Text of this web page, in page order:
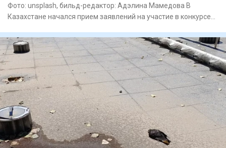
Фото: unsplash, бильд-редактор: Адэлина Мамедова В
Казахстане начался прием заявлений на участие в конкурсе